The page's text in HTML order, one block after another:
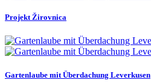
Projekt Žirovnica
Gartenlaube mit Überdachung Leverkusen